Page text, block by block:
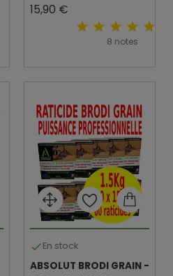
15,90 €
8 notes
En stock
ABSOLUT BRODI GRAIN -